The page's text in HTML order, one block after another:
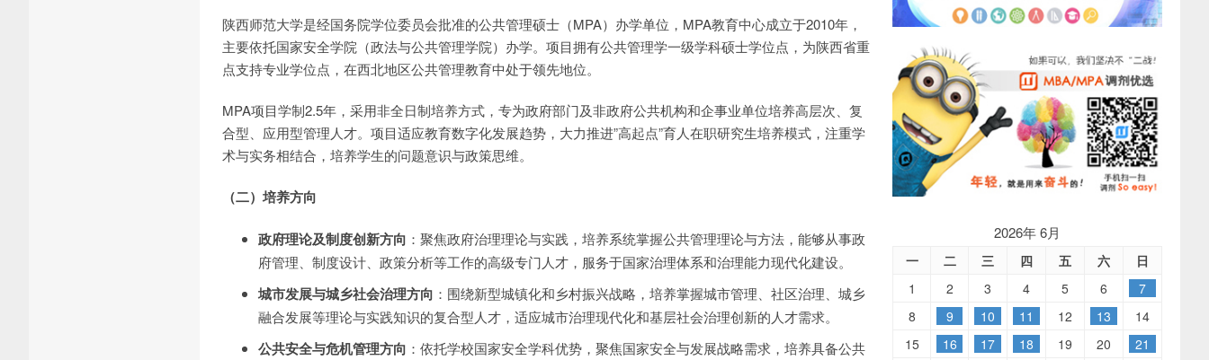
陕西师范大学是经国务院学位委员会批准的公共管理硕士（MPA）办学单位，MPA教育中心成立于2010年，
主要依托国家安全学院（政法与公共管理学院）办学。项目拥有公共管理学一级学科硕士学位点，为陕西省重
点支持专业学位点，在西北地区公共管理教育中处于领先地位。
MPA项目学制2.5年，采用非全日制培养方式，专为政府部门及非政府公共机构和企事业单位培养高层次、复
合型、应用型管理人才。项目适应教育数字化发展趋势，大力推进”高起点”育人在职研究生培养模式，注重学
术与实务相结合，培养学生的问题意识与政策思维。
（二）培养方向
政府理论及制度创新方向 ：聚焦政府治理理论与实践，培养系统掌握公共管理理论与方法，能够从事政
府管理、制度设计、政策分析等工作的高级专门人才，服务于国家治理体系和治理能力现代化建设。
城市发展与城乡社会治理方向 ：围绕新型城镇化和乡村振兴战略，培养掌握城市管理、社区治理、城乡
融合发展等理论与实践知识的复合型人才，适应城市治理现代化和基层社会治理创新的人才需求。
公共安全与危机管理方向 ：依托学校国家安全学科优势，聚焦国家安全与发展战略需求，培养具备公共
2026年 6月
一 二 三 四 五 六
日
1
2 3 4 5 6
7
8
9 10 11 12 13
14
15
16 17 18 19 20
21